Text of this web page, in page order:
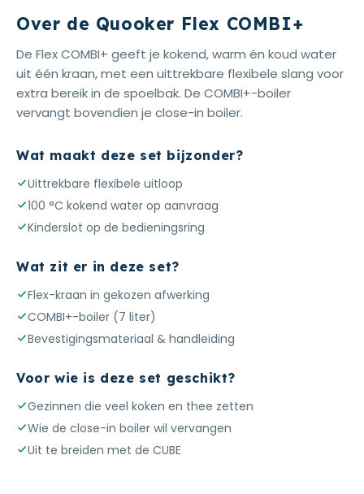
Over de Quooker Flex COMBI+
De Flex COMBI+ geeft je kokend, warm én koud water
uit één kraan, met een uittrekbare flexibele slang voor
extra bereik in de spoelbak. De COMBI+-boiler
vervangt bovendien je close-in boiler.
Wat maakt deze set bijzonder?
Uittrekbare flexibele uitloop
100 °C kokend water op aanvraag
Kinderslot op de bedieningsring
Wat zit er in deze set?
Flex-kraan in gekozen afwerking
COMBI+-boiler (7 liter)
Bevestigingsmateriaal & handleiding
Voor wie is deze set geschikt?
Gezinnen die veel koken en thee zetten
Wie de close-in boiler wil vervangen
Uit te breiden met de CUBE